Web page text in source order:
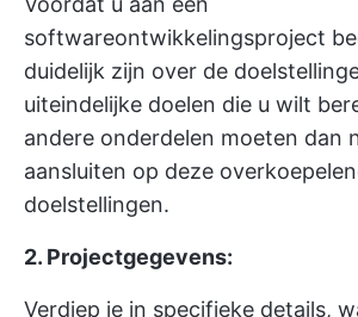
softwareontwikkelingsproject
duidelijk zijn over de
uiteindelijke doelen die u wilt
andere onderdelen moeten dan
aansluiten op deze
doelstellingen.
2. Projectgegevens:
Verdiep je in specifieke details,